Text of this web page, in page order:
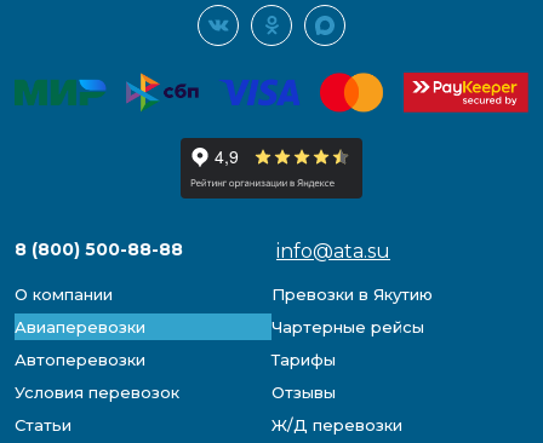
8 (800) 500-88-88 info@ata.su
О компании
Превозки в Якутию
Авиаперевозки
Чартерные рейсы
Автоперевозки
Тарифы
Условия перевозок
Отзывы
Статьи
Ж/Д перевозки